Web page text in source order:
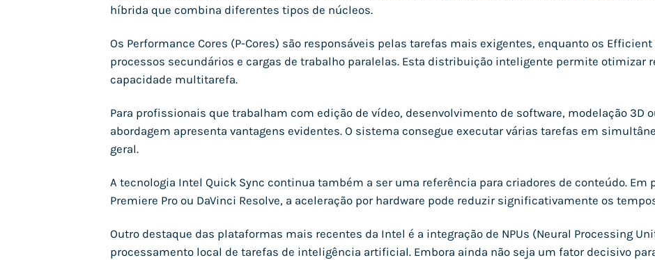
híbrida que combina diferentes tipos de núcleos.
Os Performance Cores (P-Cores) são responsáveis pelas tarefas mais exigentes, enquanto os Efficient
processos secundários e cargas de trabalho paralelas. Esta distribuição inteligente permite otimizar
capacidade multitarefa.
Para profissionais que trabalham com edição de vídeo, desenvolvimento de software, modelação 3D
abordagem apresenta vantagens evidentes. O sistema consegue executar várias tarefas em
geral.
A tecnologia Intel Quick Sync continua também a ser uma referência para criadores de conteúdo. Em
Premiere Pro ou DaVinci Resolve, a aceleração por hardware pode reduzir significativamente os
Outro destaque das plataformas mais recentes da Intel é a integração de NPUs (Neural Processing
processamento local de tarefas de inteligência artificial. Embora ainda não seja um fator decisivo